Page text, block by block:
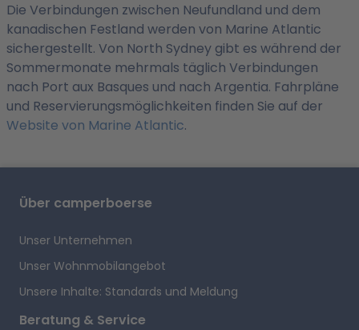
Die Verbindungen zwischen Neufundland und dem
kanadischen Festland werden von Marine Atlantic
sichergestellt. Von North Sydney gibt es während der
Sommermonate mehrmals täglich Verbindungen
nach Port aux Basques und nach Argentia. Fahrpläne
und Reservierungsmöglichkeiten finden Sie auf der
Website von Marine Atlantic.
Über camperboerse
Unser Unternehmen
Unser Wohnmobilangebot
Unsere Inhalte: Standards und Meldung
Beratung & Service